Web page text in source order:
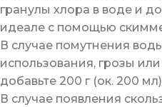
гранулы хлора в воде и
идеале с помощью
В случае помутнения
использования, грозы
добавьте 200 г (ок. 200
В случае появления